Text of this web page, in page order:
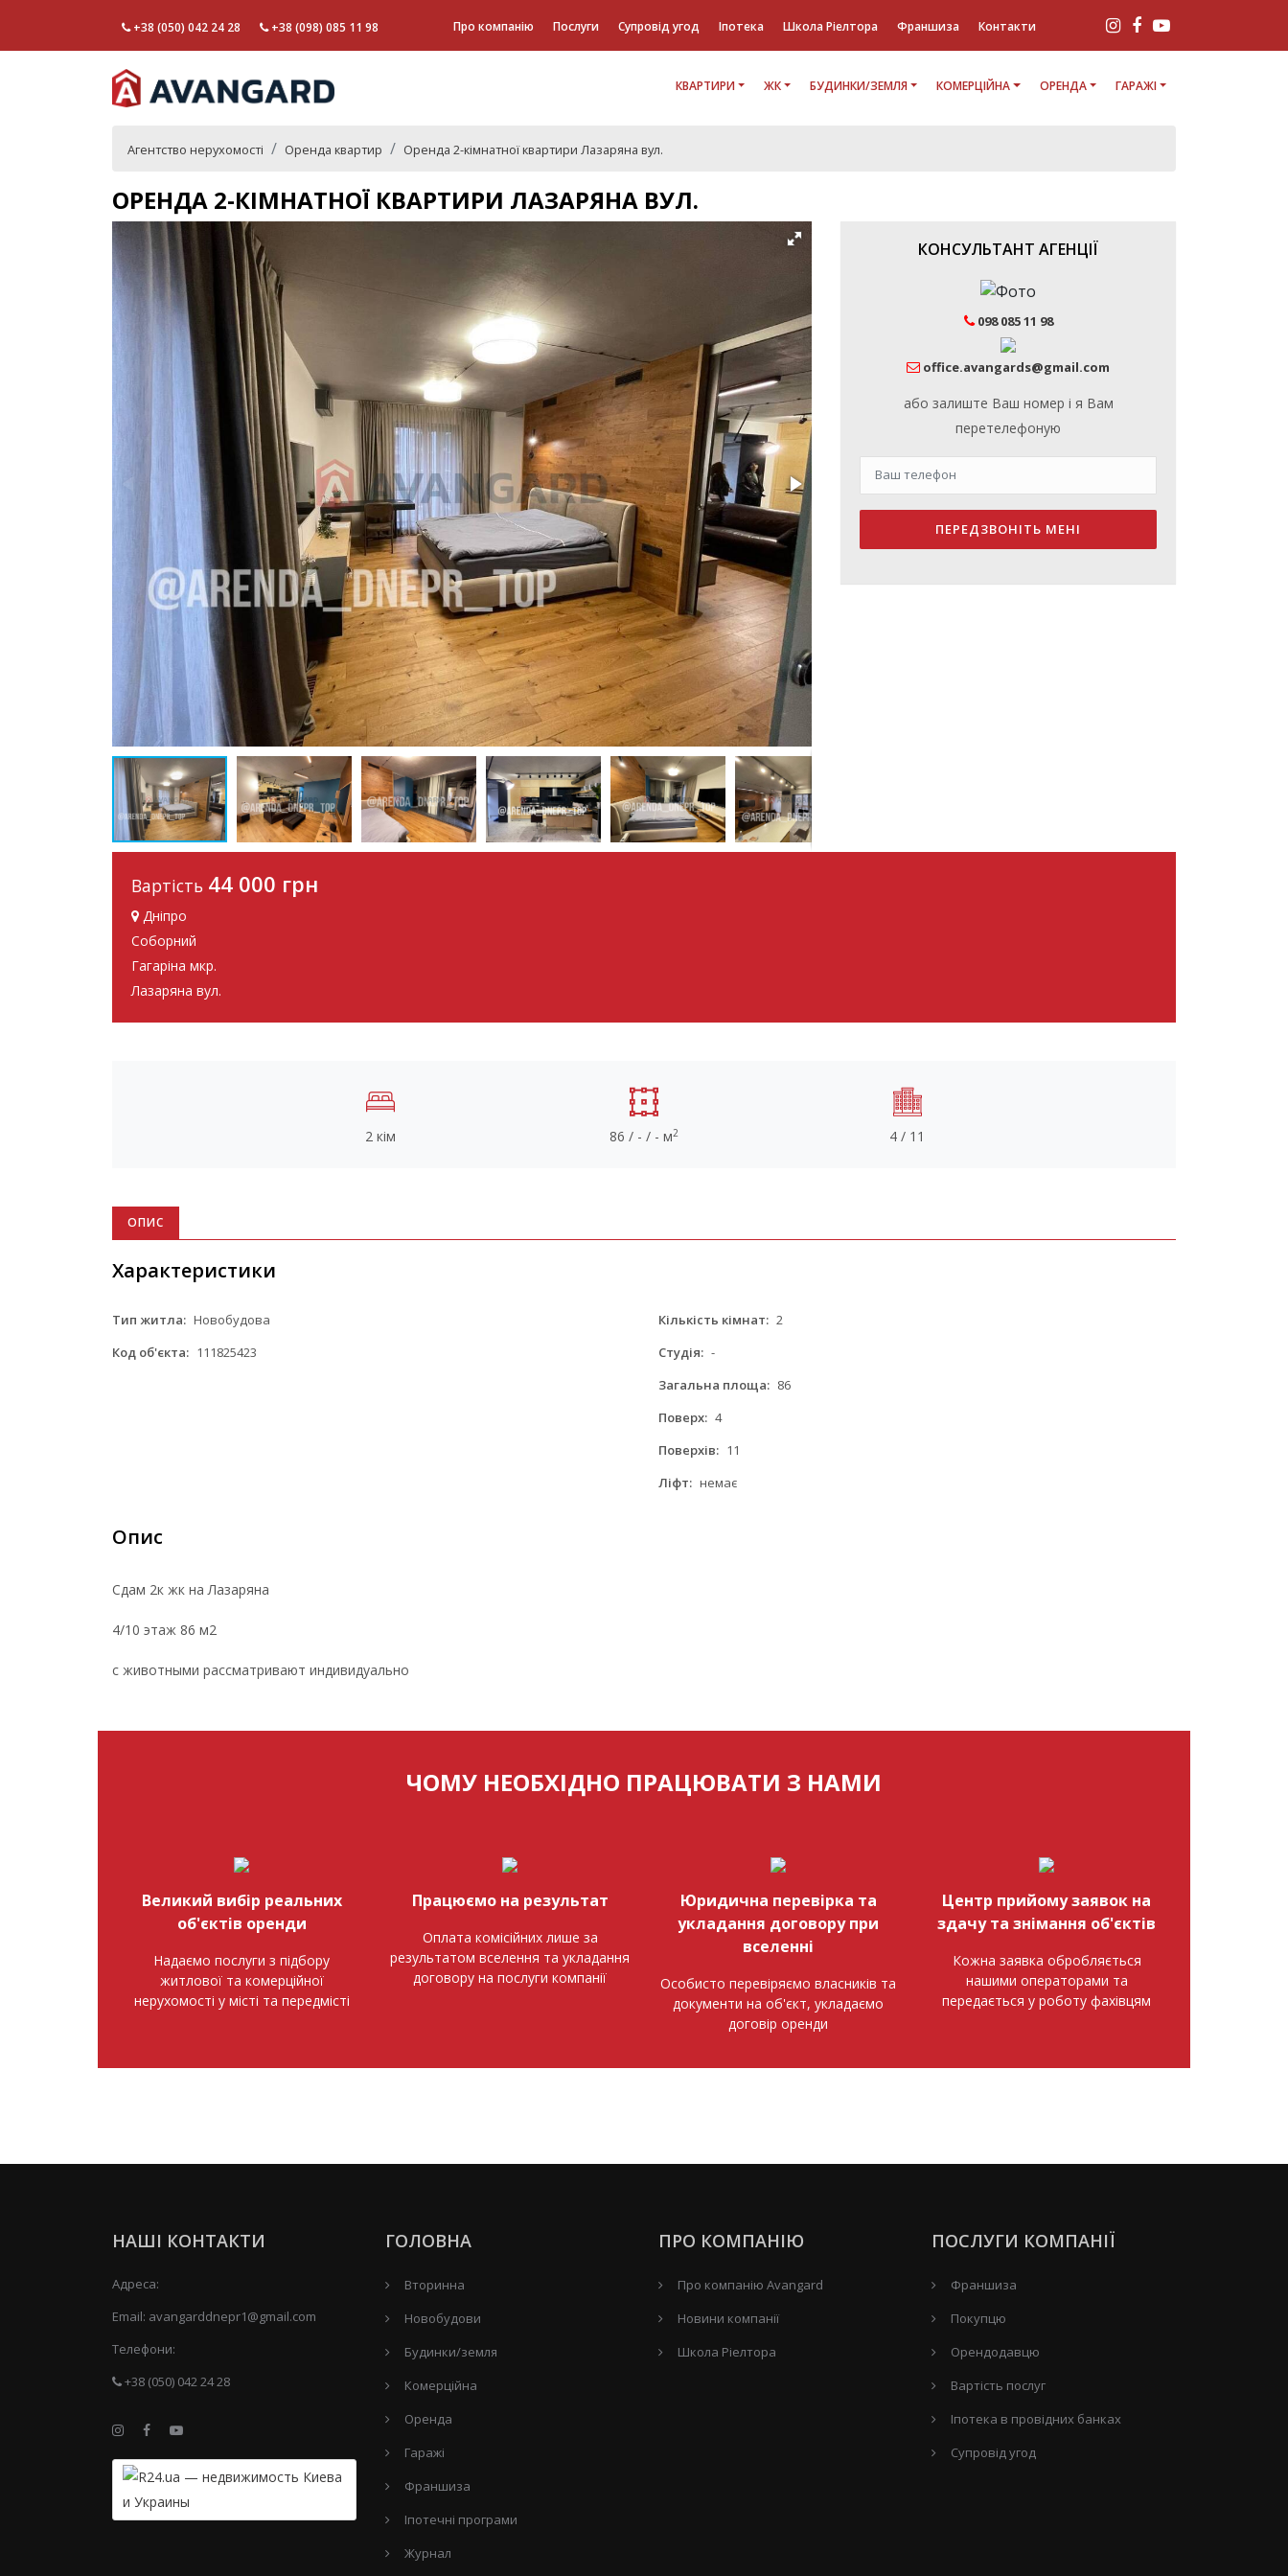
+38 (050) 042 24 28 +38 (098) 085 11 98 Про компанію Послуги Супровід угод Іпотека Школа Ріелтора Франшиза Контакти
КВАРТИРИ ЖК БУДИНКИ/ЗЕМЛЯ КОМЕРЦІЙНА ОРЕНДА ГАРАЖІ
Агентство нерухомості Оренда квартир Оренда 2-кімнатної квартири Лазаряна вул.
ОРЕНДА 2-КІМНАТНОЇ КВАРТИРИ ЛАЗАРЯНА ВУЛ.
КОНСУЛЬТАНТ АГЕНЦІЇ
098 085 11 98
office.avangards@gmail.com
або залиште Ваш номер і я Вам
перетелефоную
ПЕРЕДЗВОНІТЬ МЕНІ
Вартість 44 000 грн
Дніпро
Соборний
Гагаріна мкр.
Лазаряна вул.
2 кім 86 / - / - м2 4 / 11
ОПИС
Характеристики
Тип житла: Новобудова
Код об'єкта: 111825423
Кількість кімнат: 2
Студія: -
Загальна площа: 86
Поверх: 4
Поверхів: 11
Ліфт: немає
Опис
Сдам 2к жк на Лазаряна
4/10 этаж 86 м2
с животными рассматривают индивидуально
ЧОМУ НЕОБХІДНО ПРАЦЮВАТИ З НАМИ
Великий вибір реальних
об'єктів оренди
Надаємо послуги з підбору
житлової та комерційної
нерухомості у місті та передмісті
Працюємо на результат
Оплата комісійних лише за
результатом вселення та укладання
договору на послуги компанії
Юридична перевірка та
укладання договору при
вселенні
Особисто перевіряємо власників та
документи на об'єкт, укладаємо
договір оренди
Центр прийому заявок на
здачу та знімання об'єктів
Кожна заявка обробляється
нашими операторами та
передається у роботу фахівцям
НАШІ КОНТАКТИ
Адреса:
Email: avangarddnepr1@gmail.com
Телефони:
+38 (050) 042 24 28
ГОЛОВНА
Вторинна
Новобудови
Будинки/земля
Комерційна
Оренда
Гаражі
Франшиза
Іпотечні програми
Журнал
ПРО КОМПАНІЮ
Про компанію Avangard
Новини компанії
Школа Ріелтора
ПОСЛУГИ КОМПАНІЇ
Франшиза
Покупцю
Орендодавцю
Вартість послуг
Іпотека в провідних банках
Супровід угод